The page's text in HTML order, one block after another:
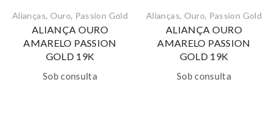
Alianças, Ouro, Passion Gold
ALIANÇA OURO
AMARELO PASSION
GOLD 19K
Sob consulta
Alianças, Ouro, Passion Gold
ALIANÇA OURO
AMARELO PASSION
GOLD 19K
Sob consulta